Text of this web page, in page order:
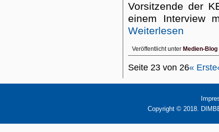
Vorsitzende der
einem Interview
Weiterlesen
Veröffentlicht unter Medien-Blog
Seite 23 von 26« Erste
Copyright © 2018.